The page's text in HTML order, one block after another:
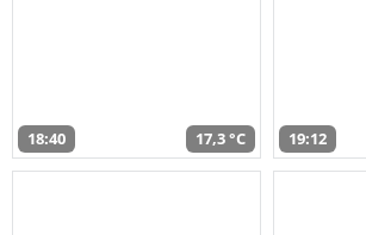
18:40 17,3 °C 19:12